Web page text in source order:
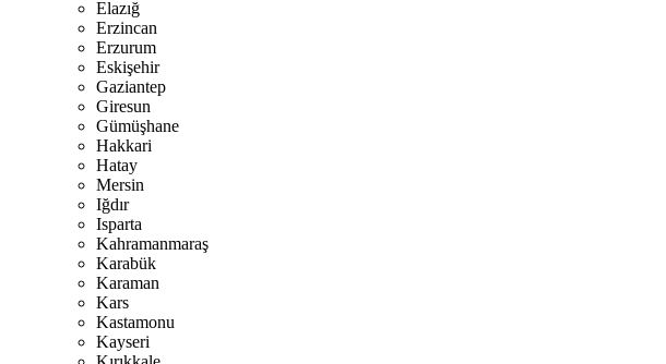
Elazığ
Erzincan
Erzurum
Eskişehir
Gaziantep
Giresun
Gümüşhane
Hakkari
Hatay
Mersin
Iğdır
Isparta
Kahramanmaraş
Karabük
Karaman
Kars
Kastamonu
Kayseri